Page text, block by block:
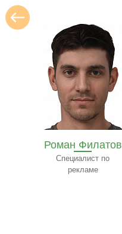
Роман Филатов
Специалист по
рекламе